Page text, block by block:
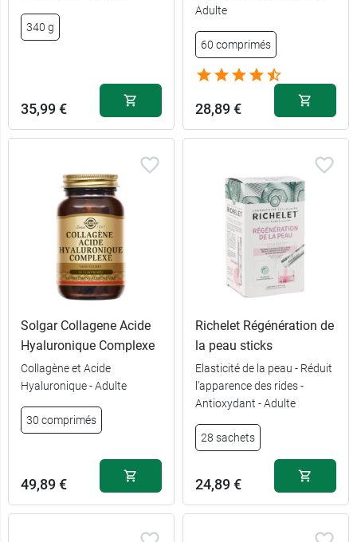
340 g
35,99 €
Adulte
60 comprimés
28,89 €
Solgar Collagene Acide
Hyaluronique Complexe
Collagène et Acide
Hyaluronique - Adulte
30 comprimés
49,89 €
Richelet Régénération de
la peau sticks
Elasticité de la peau - Réduit
l'apparence des rides -
Antioxydant - Adulte
28 sachets
24,89 €